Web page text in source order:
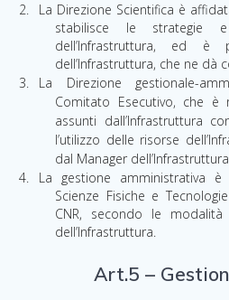
La Direzione Scientifica è
stabilisce le
dell’Infrastruttura, ed è
dell’Infrastruttura, che ne dà
La Direzione gestionale-
Comitato Esecutivo, che è
assunti dall’Infrastruttura
l’utilizzo delle risorse
dal Manager
La gestione amministrativa
Scienze Fisiche e
CNR, secondo le modalità
dell’Infrastruttura.
Art.5 –